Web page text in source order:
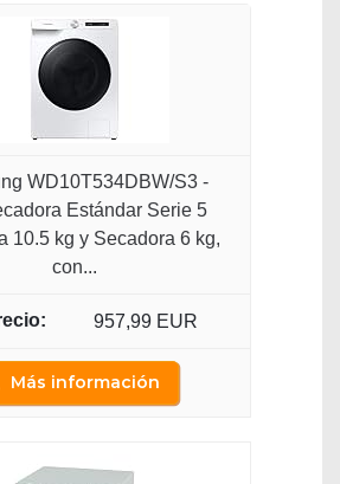
WD10T534DBW/S3 -
Estándar Serie 5
10.5 kg y Secadora 6 kg,
con...
957,99 EUR
Más información